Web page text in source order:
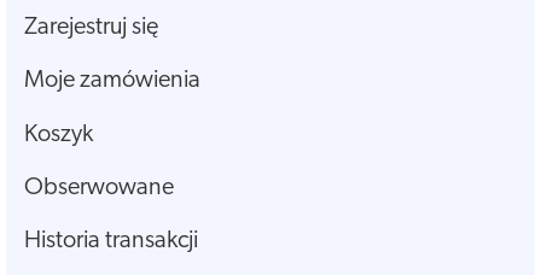
Zarejestruj się
Moje zamówienia
Koszyk
Obserwowane
Historia transakcji